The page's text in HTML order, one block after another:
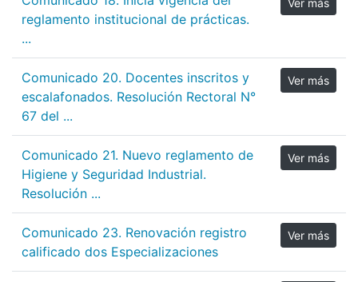
reglamento institucional de prácticas.
...
Ver más
Comunicado 20. Docentes inscritos y
escalafonados. Resolución Rectoral N°
67 del ...
Ver más
Comunicado 21. Nuevo reglamento de
Higiene y Seguridad Industrial.
Resolución ...
Ver más
Comunicado 23. Renovación registro
calificado dos Especializaciones
Ver más